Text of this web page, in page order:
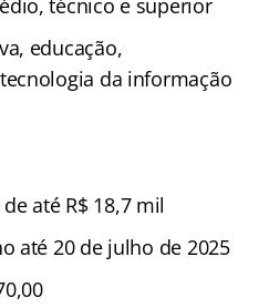
técnico e superior
educação,
da informação
até R$ 18,7 mil
até 20 de julho de 2025